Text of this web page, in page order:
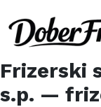
Frizerski
s.p. —